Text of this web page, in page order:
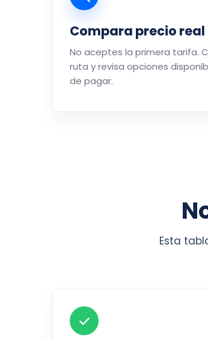
Compara precio real
No aceptes la primera tarifa.
ruta y revisa opciones
de pagar.
Esta